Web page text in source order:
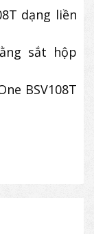
dạng liền
sắt hộp
BSV108T
cao su tự
mặt.